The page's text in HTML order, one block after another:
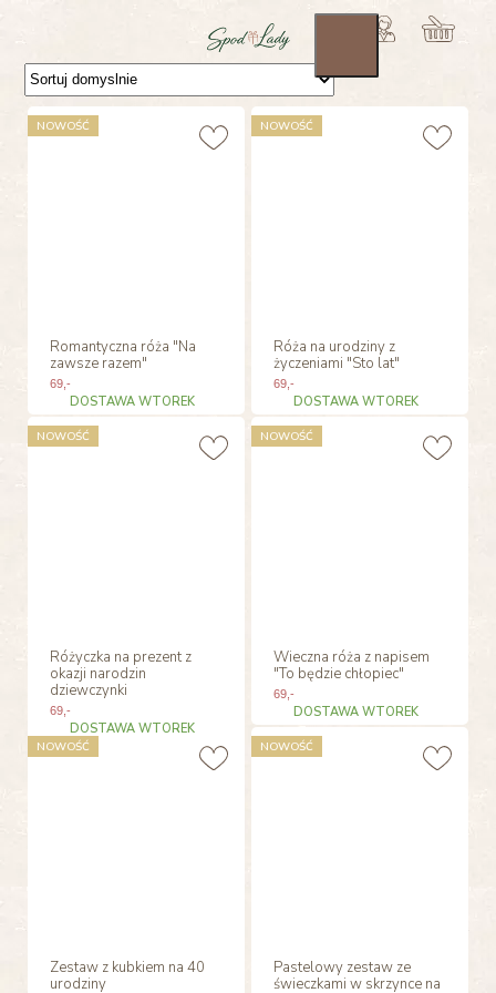
Romantyczna róża "Na
zawsze razem"
69,-
DOSTAWA WTOREK
NOWOŚĆ
Róża na urodziny z
życzeniami "Sto lat"
69 ,-
DOSTAWA WTOREK
NOWOŚĆ
Różyczka na prezent z
okazji narodzin
dziewczynki
69,-
DOSTAWA WTOREK
NOWOŚĆ
Wieczna róża z napisem
"To będzie chłopiec"
69 ,-
DOSTAWA WTOREK
NOWOŚĆ
Zestaw z kubkiem na 40
urodziny
NOWOŚĆ
Pastelowy zestaw ze
świeczkami w skrzynce na
NOWOŚĆ